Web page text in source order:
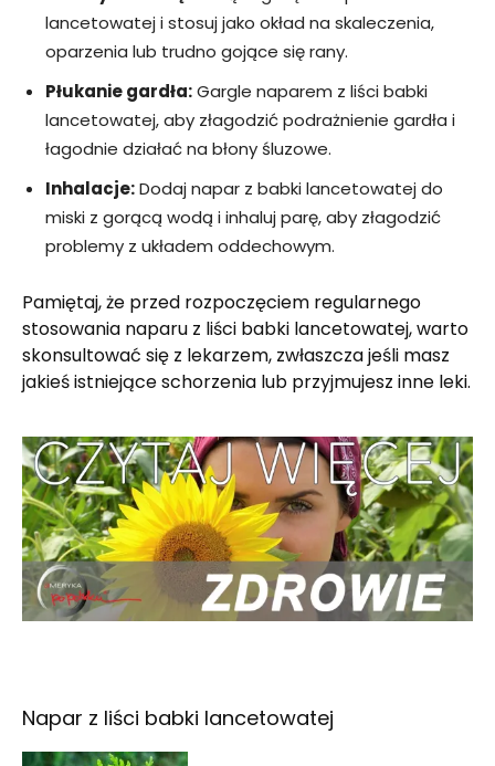
lancetowatej i stosuj jako okład na skaleczenia,
oparzenia lub trudno gojące się rany.
Płukanie gardła:Gargle naparem z liści babki
lancetowatej, aby złagodzić podrażnienie gardła i
łagodnie działać na błony śluzowe.
Inhalacje:Dodaj napar z babki lancetowatej do
miski z gorącą wodą i inhaluj parę, aby złagodzić
problemy z układem oddechowym.
Pamiętaj, że przed rozpoczęciem regularnego
stosowania naparu z liści babki lancetowatej, warto
skonsultować się z lekarzem, zwłaszcza jeśli masz
jakieś istniejące schorzenia lub przyjmujesz inne leki.
Napar z liści babki lancetowatej